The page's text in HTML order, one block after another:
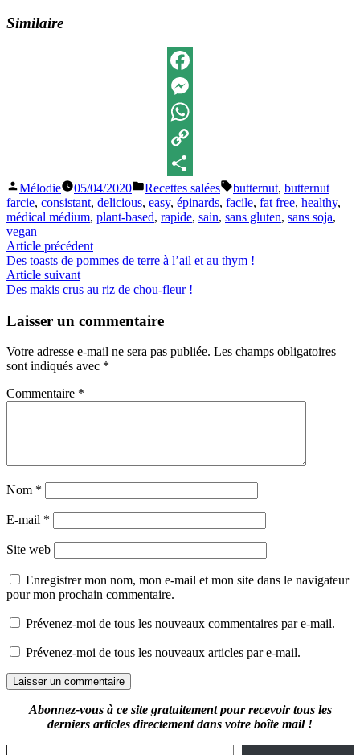
Similaire
Facebook
Messenger
WhatsApp
Copy
Link
Partager
Publié
par
Mélodie 05/04/2020
Publié
dans
Recettes salées Étiquettes :
butternut, butternut
farcie, consistant, delicious, easy, épinards, facile, fat free, healthy,
médical médium, plant-based, rapide, sain, sans gluten, sans soja,
vegan
Navigation
de
l’article
Article précédentArticle
précédent :
Des toasts de pommes de terre à l’ail et au thym !
Article suivantArticle
suivant
Des makis crus au riz de chou-fleur !
Laisser un commentaire
Votre adresse e-mail ne sera pas publiée. Les champs obligatoires
sont indiqués avec *
Commentaire *
Nom *
E-mail *
Site web
Enregistrer mon nom, mon e-mail et mon site dans le navigateur
pour mon prochain commentaire.
Prévenez-moi de tous les nouveaux commentaires par e-mail.
Prévenez-moi de tous les nouveaux articles par e-mail.
Abonnez-vous à ce site gratuitement pour recevoir tous les
derniers articles directement dans votre boîte mail !
Saisissez votre adresse e-mail…